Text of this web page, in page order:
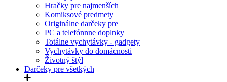
Hračky pre najmenších
Komiksové predmety
Originálne darčeky pre
PC a telefónnne doplnky
Totálne vychytávky - gadgety
Vychytávky do domácnosti
Životný štýl
Darčeky pre všetkých